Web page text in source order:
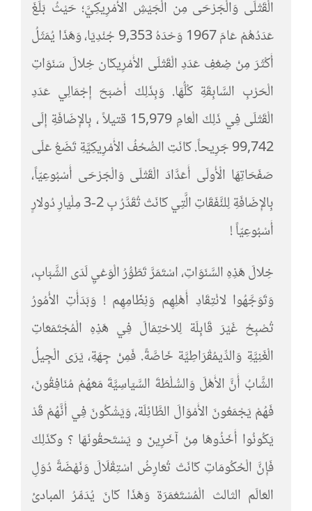
الْقَتْلَى وَالْجَرْحَى مِن الْجَيْشِ الأَمْرِيكِيَّ؛ حَيْثُ بَلَغَ
عَدَدُهُمْ عَامَ 1967 وَحْدَهُ 9,353 جُنْدِيَا، وَهَذَا يُمَثَلُ
أَكْثَرَ مِنْ ضِعْفِ عَدَدِ الْقَتْلَى الأَمْرِيكَان خِلالَ سَنَوَاتِ
الْحَرْبِ السَّابِقَةِ كُلُّهَا. وَبِذَلِكَ أَصْبَحَ إِجْمَالِي عَدَدِ
الْقَتْلَى فِي ذَلِكَ الْعَامِ 15,979 قتيلاً ، بِالإِضَافَةِ إِلَى
99,742 جَرِيحاً. كَانَتِ الصُّحُفُ الأَمْرِيكِيَّةِ تَضَعُ عَلَى
صَفَحَاتِهَا الْأُولَى أَعَدَّادَ الْقَتْلَى وَالْجَرْحَى أَسْبُوعِيّاً،
بِالإِضَافَةِ لِلنَّفَقَاتِ الَّتِي كَانَتْ تُقَدَّرُ بِ 2-3 مِلْيَارِ دُولارٍ
أَسْبُوعِيّاً !
خِلالَ هَذِهِ السَّنَوَاتِ، اسْتَمَرَّ تَطَوُّرُ الْوَعْيِ لَدَى الشَّبَابِ،
وَتَوَجَّهُوا لانْتِقَادِ أَهْلِهِم وَنِظَامِهِم ! وَبَدَأَتِ الأُمُورُ
تُصْبِحُ غَيْرَ قَابِلَة لِلاحْتِمَالَ فِي هَذِهِ الْمُجْتَمَعَاتِ
الْغَنِيَّةِ وَالدِّيمُقْرَاطِيَّة خَاصَّةً. فَمِنْ جِهَةِ، يَرَى الْجِيلُ
الشَّابُ أَنَّ الأَهْلَ وَالسُّلْطَةَ السَّيَاسِيَّةَ مَعَهُمْ مُنَافِقُونَ،
فَهُمْ يَجْمَعُونَ الأَمْوَالَ الطَّائِلَة، وَيَشْكُونَ فِي أَنَّهُمْ قَدْ
يَكُونُوا أَخَذُوهَا مِنْ آخَرِينَ و يَسْتَحقُونَهَا ؟ وكَذَلِكَ
فَإِنَّ الْحُكُومَاتِ كَانَتْ تُعَارِضُ اسْتِقْلَالَ وَنَهْضَةً دُوَلِ
العَالَم الثالث الْمُسْتَعْمَرَة وَهَذَا كَانَ يُدَمِّرُ المبادئ